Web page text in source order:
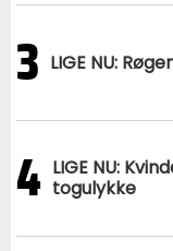
3 LIGE NU:
4 LIGE NU:
togulykke